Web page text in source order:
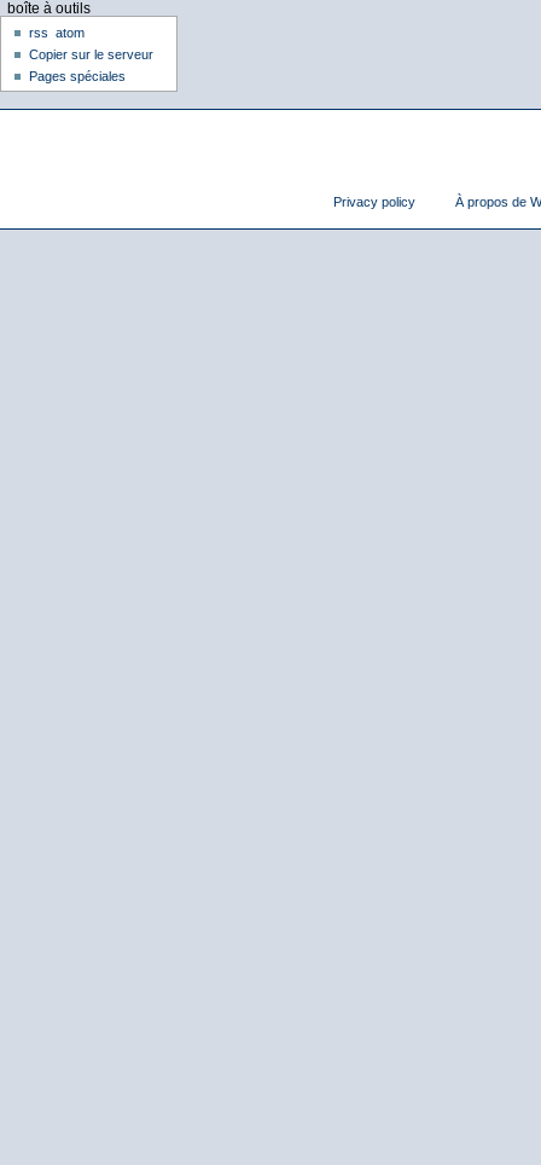
boîte à outils
rss
atom
Copier sur le serveur
Pages spéciales
Privacy policy À propos de